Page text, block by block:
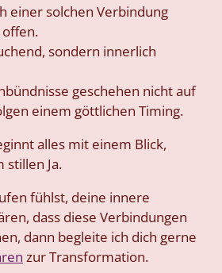
einer solchen Verbindung
sondern innerlich
geschehen nicht auf
einem göttlichen Timing.
alles mit einem Blick,
stillen Ja.
fühlst, deine innere
dass diese Verbindungen
dann begleite ich dich gerne
zur Transformation.